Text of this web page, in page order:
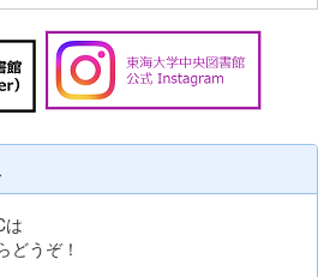
は
どうぞ！